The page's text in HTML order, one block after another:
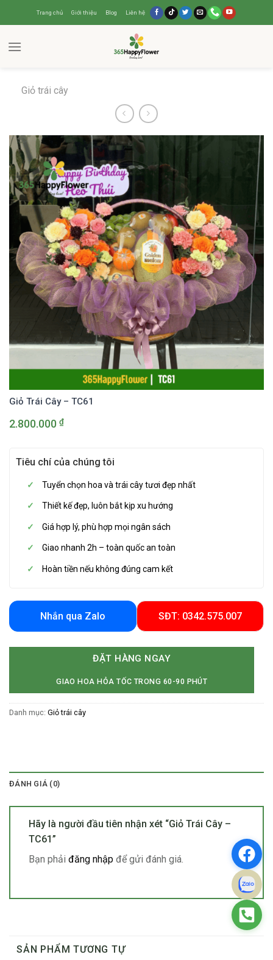
Trang chủ Giới thiệu Blog Liên hệ
Giỏ trái cây
Giỏ Trái Cây – TC61
2.800.000 ₫
Tiêu chí của chúng tôi
Tuyển chọn hoa và trái cây tươi đẹp nhất
Thiết kế đẹp, luôn bắt kịp xu hướng
Giá hợp lý, phù hợp mọi ngân sách
Giao nhanh 2h – toàn quốc an toàn
Hoàn tiền nếu không đúng cam kết
Nhắn qua Zalo SĐT: 0342.575.007
ĐẶT HÀNG NGAY
GIAO HOA HỎA TỐC TRONG 60-90 PHÚT
Danh mục: Giỏ trái cây
ĐÁNH GIÁ (0)
Hãy là người đầu tiên nhận xét “Giỏ Trái Cây –
TC61”
Bạn phải đăng nhập để gửi đánh giá.
SẢN PHẨM TƯƠNG TỰ